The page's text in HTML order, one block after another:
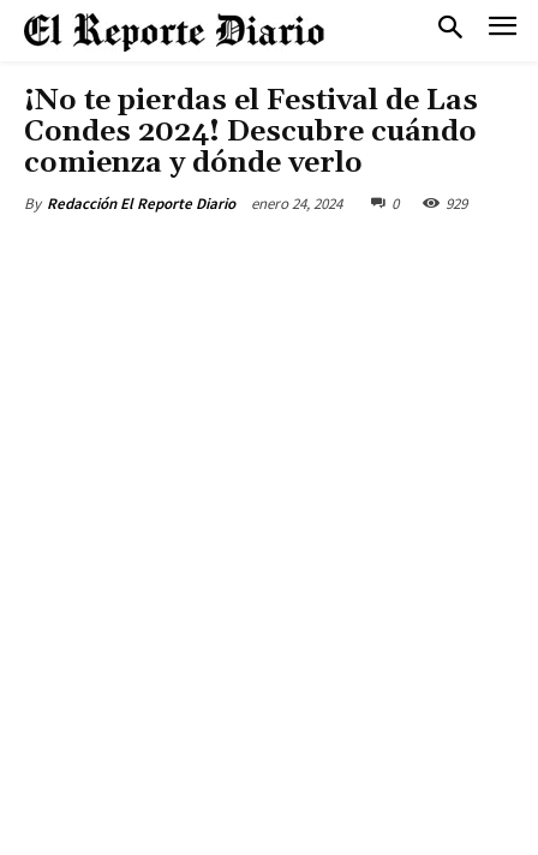
¡No te pierdas el Festival de Las
Condes 2024! Descubre cuándo
comienza y dónde verlo
By Redacción El Reporte Diario enero 24, 2024 0 929